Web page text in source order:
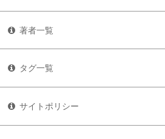
著者一覧
タグ一覧
サイトポリシー